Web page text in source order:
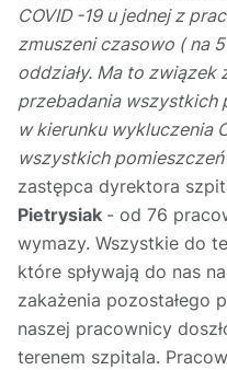
COVID -19 u jednej z
zmuszeni czasowo ( na
oddziały. Ma to
przebadania wszystkich
w kierunku wykluczenia
wszystkich
zastępca dyrektora
Pietrysiak - od 76
wymazy. Wszystkie do
które spływają do nas
zakażenia pozostałego
naszej pracownicy
terenem szpitala.